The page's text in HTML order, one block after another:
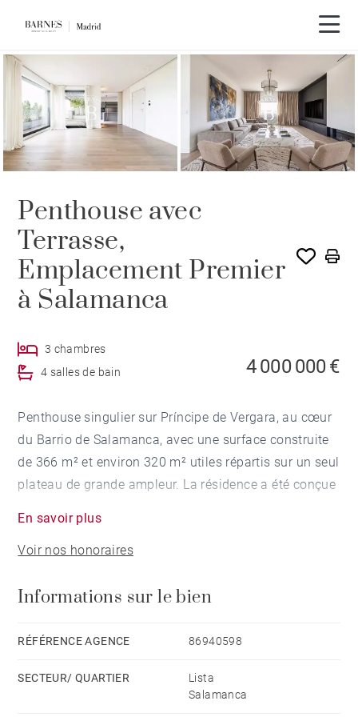
Visite vidéo
Penthouse avec
Terrasse,
Emplacement Premier
à Salamanca
3 chambres
4 salles de bain
4 000 000 €
Penthouse singulier sur Príncipe de Vergara, au cœur
du Barrio de Salamanca, avec une surface construite
de 366 m² et environ 320 m² utiles répartis sur un seul
plateau de grande ampleur. La résidence a été conçue
ait sa propre identité, que les circulations soient
naturelles et que la lumière et l'intimité coexistent
plafond et la qualité des finitions élèvent l'ensemble
penthouse une proposition véritablement distinctive
En savoir plus
Voir nos honoraires
Informations sur le bien
RÉFÉRENCE AGENCE 86940598
SECTEUR/ QUARTIER
Lista
Salamanca